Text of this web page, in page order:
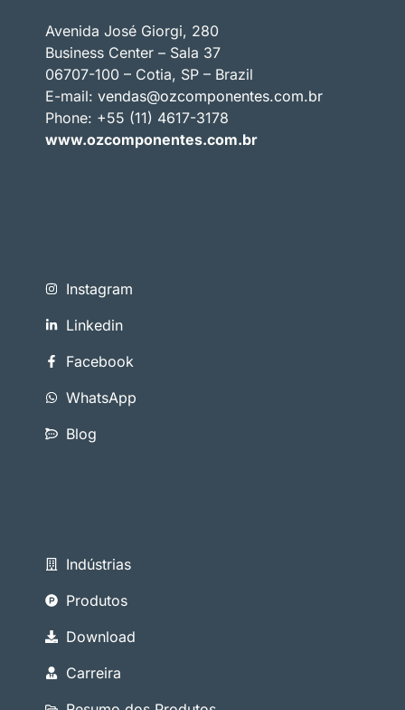
Avenida José Giorgi, 280
Business Center – Sala 37
06707-100 – Cotia, SP – Brazil
E-mail: vendas@ozcomponentes.com.br
Phone: +55 (11) 4617-3178
www.ozcomponentes.com.br
Instagram
Linkedin
Facebook
WhatsApp
Blog
Indústrias
Produtos
Download
Carreira